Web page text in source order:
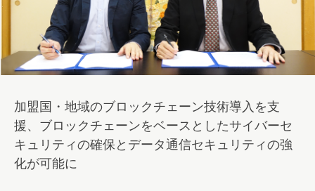
加盟国・地域のブロックチェーン技術導入を支
援、ブロックチェーンをベースとしたサイバーセ
キュリティの確保とデータ通信セキュリティの強
化が可能に